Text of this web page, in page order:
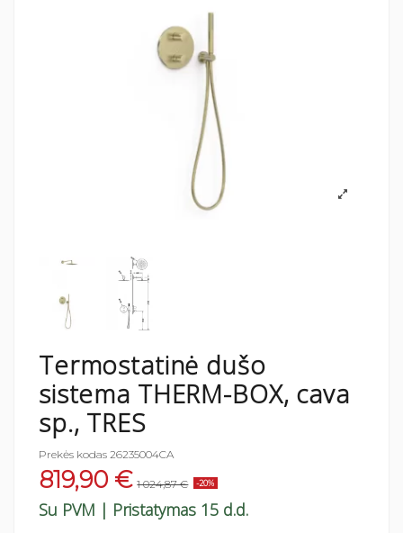
Termostatinė dušo
sistema THERM-BOX, cava
sp., TRES
Prekės kodas 26235004CA
819,90 € 1 024,87 € -20%
Su PVM | Pristatymas 15 d.d.